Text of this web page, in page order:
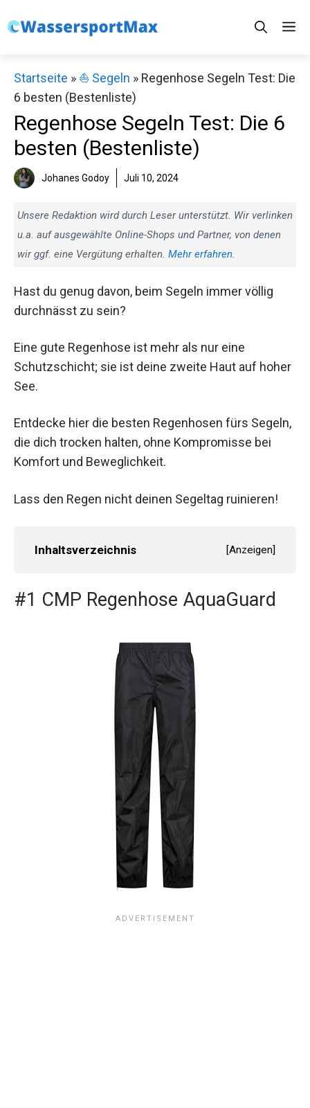
Inhalt
Startseite » ⛵️ Segeln » Regenhose Segeln Test: Die
6 besten (Bestenliste)
Regenhose Segeln Test: Die 6
besten (Bestenliste)
Johanes Godoy Juli 10, 2024
Unsere Redaktion wird durch Leser unterstützt. Wir verlinken
u.a. auf ausgewählte Online-Shops und Partner, von denen
wir ggf. eine Vergütung erhalten. Mehr erfahren.
Hast du genug davon, beim Segeln immer völlig
durchnässt zu sein?
Eine gute Regenhose ist mehr als nur eine
Schutzschicht; sie ist deine zweite Haut auf hoher
See.
Entdecke hier die besten Regenhosen fürs Segeln,
die dich trocken halten, ohne Kompromisse bei
Komfort und Beweglichkeit.
Lass den Regen nicht deinen Segeltag ruinieren!
Inhaltsverzeichnis [Anzeigen]
#1 CMP Regenhose AquaGuard